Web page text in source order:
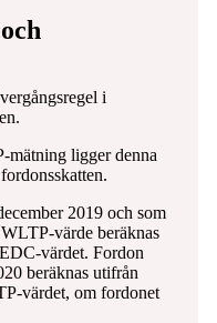
i
mätning ligger denna
2019 och som
värde beräknas
värdet. Fordon
beräknas utifrån
värdet, om fordonet